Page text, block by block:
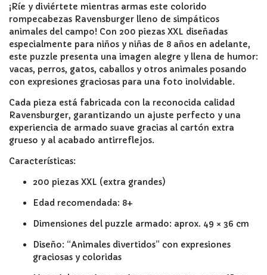
¡Ríe y diviértete mientras armas este colorido
rompecabezas Ravensburger lleno de simpáticos
animales del campo! Con 200 piezas XXL diseñadas
especialmente para niños y niñas de 8 años en adelante,
este puzzle presenta una imagen alegre y llena de humor:
vacas, perros, gatos, caballos y otros animales posando
con expresiones graciosas para una foto inolvidable.
Cada pieza está fabricada con la reconocida calidad
Ravensburger, garantizando un ajuste perfecto y una
experiencia de armado suave gracias al cartón extra
grueso y al acabado antirreflejos.
Características:
200 piezas XXL (extra grandes)
Edad recomendada: 8+
Dimensiones del puzzle armado: aprox. 49 × 36 cm
Diseño: “Animales divertidos” con expresiones
graciosas y coloridas